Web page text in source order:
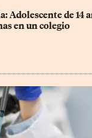
Adolescente de 14
en un colegio